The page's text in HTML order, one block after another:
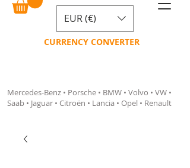
Mercedes-Benz • Porsche • BMW • Volvo • VW •
Saab • Jaguar • Citroën • Lancia • Opel • Renault
EUR (€)
CURRENCY CONVERTER